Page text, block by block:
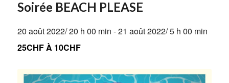
Soirée BEACH PLEASE
20 août 2022/ 20 h 00 min -21 août 2022/ 5 h 00 min
25CHF À 10CHF